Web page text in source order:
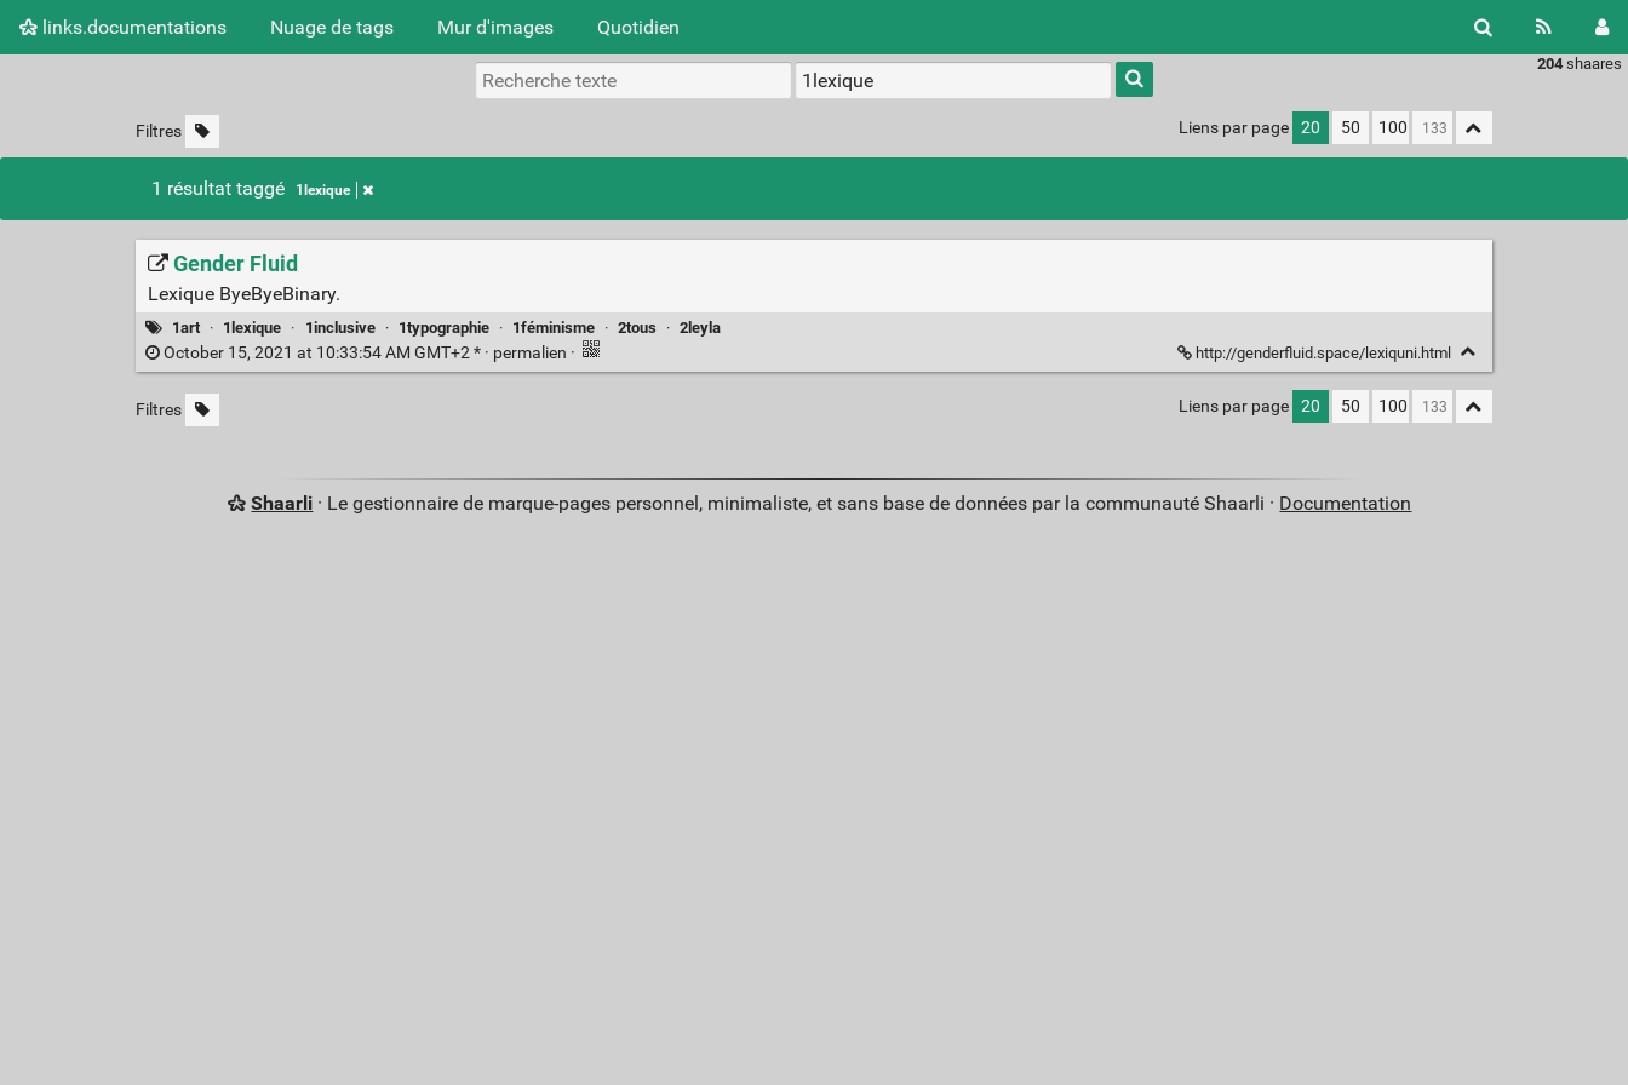
links.documentations Nuage de tags Mur d'images Quotidien
204 shaares
Type 1 or
more
characters
results.
Filtres Liens par page 20 50 100
1 résultat taggé 1lexique
Gender Fluid
Lexique ByeByeBinary.
1art · 1lexique · 1inclusive · 1typographie · 1féminisme · 2tous · 2leyla
October 15, 2021 at 10:33:54 AM GMT+2 * · permalien · http://genderfluid.space/lexiquni.html
Filtres Liens par page 20 50 100
Shaarli · Le gestionnaire de marque-pages personnel, minimaliste, et sans base de données par la communauté Shaarli · Documentation